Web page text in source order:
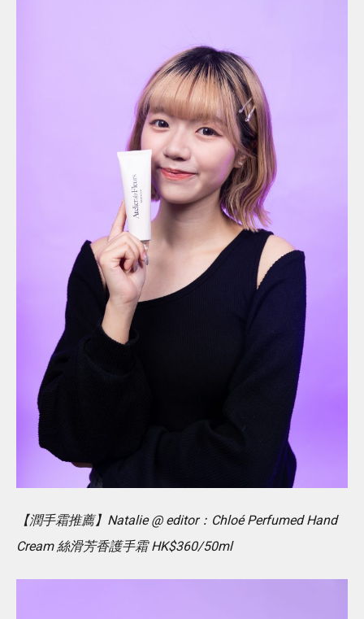
【潤手霜推薦】Natalie @ editor：Chloé Perfumed Hand
Cream 絲滑芳香護手霜 HK$360/50ml